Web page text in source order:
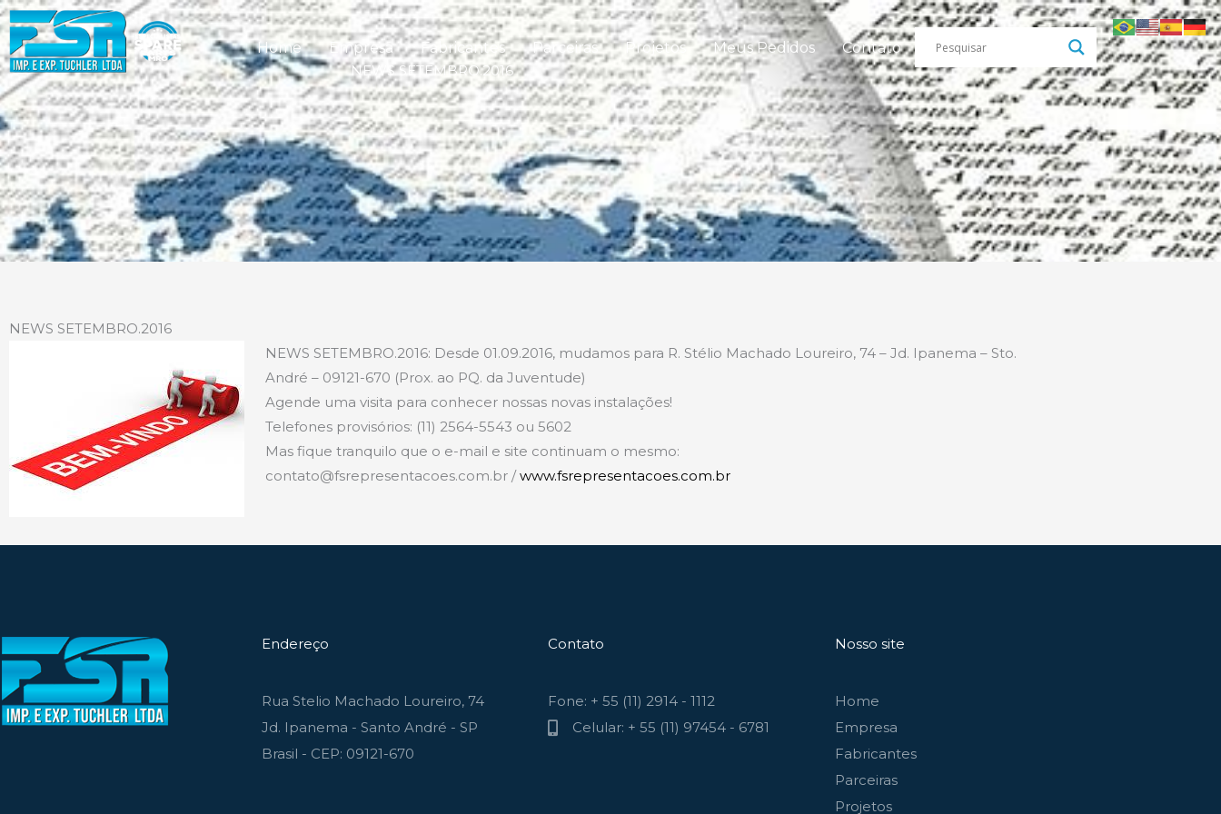
Home Empresa Fabricantes Parceiras Projetos Meus Pedidos
Contato
NEWS SETEMBRO.2016
NEWS SETEMBRO.2016
NEWS SETEMBRO.2016: Desde 01.09.2016, mudamos para R. Stélio Machado Loureiro, 74 – Jd. Ipanema – Sto.
André – 09121-670 (Prox. ao PQ. da Juventude)
Agende uma visita para conhecer nossas novas instalações!
Telefones provisórios: (11) 2564-5543 ou 5602
Mas fique tranquilo que o e-mail e site continuam o mesmo:
contato@fsrepresentacoes.com.br /www.fsrepresentacoes.com.br
Endereço
Rua Stelio Machado Loureiro, 74
Jd. Ipanema - Santo André - SP
Brasil - CEP: 09121-670
Contato
Fone: + 55 (11) 2914 - 1112
Celular: + 55 (11) 97454 - 6781
Nosso site
Home
Empresa
Fabricantes
Parceiras
Projetos